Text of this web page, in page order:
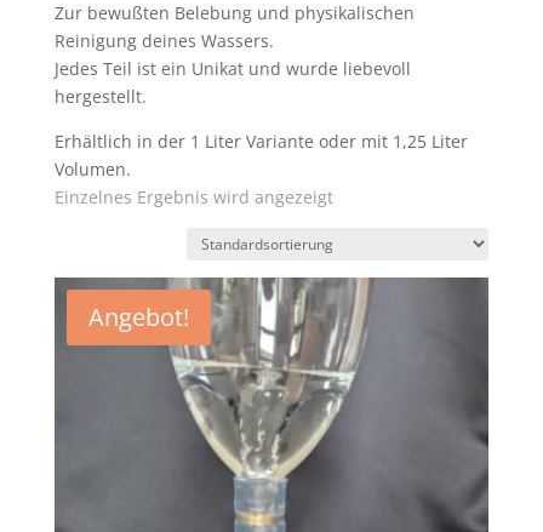
Zur bewußten Belebung und physikalischen
Reinigung deines Wassers.
Jedes Teil ist ein Unikat und wurde liebevoll
hergestellt.
Erhältlich in der 1 Liter Variante oder mit 1,25 Liter
Volumen.
Einzelnes Ergebnis wird angezeigt
Angebot!